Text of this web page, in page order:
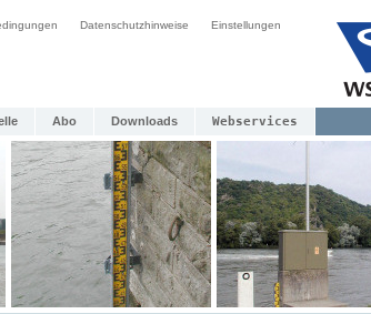
Datenschutzhinweise Einstellungen
Abo Downloads Webservices